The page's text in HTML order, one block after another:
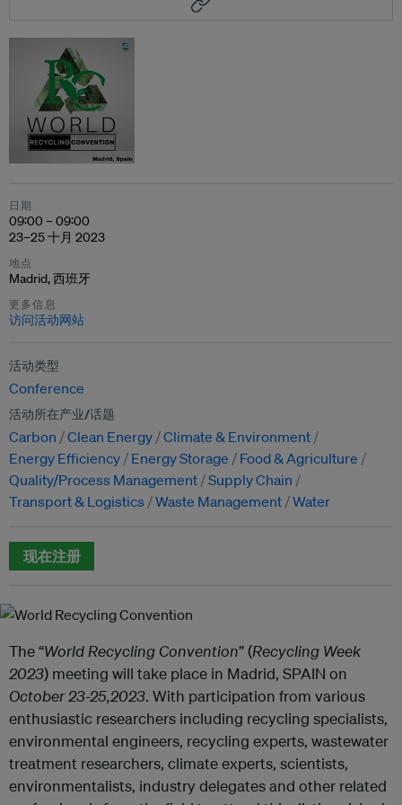
日期
09:00 – 09:00
23–25 十月 2023
地点
Madrid, 西班牙
更多信息
访问活动网站
活动类型
Conference
活动所在产业/话题
Carbon Clean Energy Climate & Environment
Energy Efficiency
Energy Storage
Food & Agriculture
Quality/Process Management Supply Chain
Transport & Logistics
Waste Management Water
现在注册
The “World Recycling Convention” (Recycling Week
2023) meeting will take place in Madrid, SPAIN on
October 23-25,2023. With participation from various
enthusiastic researchers including recycling specialists,
environmental engineers, recycling experts, wastewater
treatment researchers, climate experts, scientists,
environmentalists, industry delegates and other related